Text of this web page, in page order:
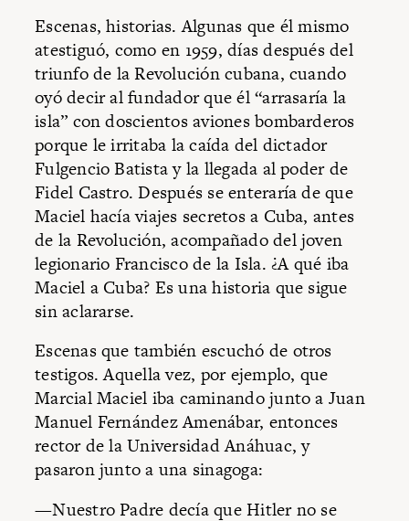
Escenas, historias. Algunas que él mismo
atestiguó, como en 1959, días después del
triunfo de la Revolución cubana, cuando
oyó decir al fundador que él “arrasaría la
isla” con doscientos aviones bombarderos
porque le irritaba la caída del dictador
Fulgencio Batista y la llegada al poder de
Fidel Castro. Después se enteraría de que
Maciel hacía viajes secretos a Cuba, antes
de la Revolución, acompañado del joven
legionario Francisco de la Isla. ¿A qué iba
Maciel a Cuba? Es una historia que sigue
sin aclararse.
Escenas que también escuchó de otros
testigos. Aquella vez, por ejemplo, que
Marcial Maciel iba caminando junto a Juan
Manuel Fernández Amenábar, entonces
rector de la Universidad Anáhuac, y
pasaron junto a una sinagoga:
—Nuestro Padre decía que Hitler no se